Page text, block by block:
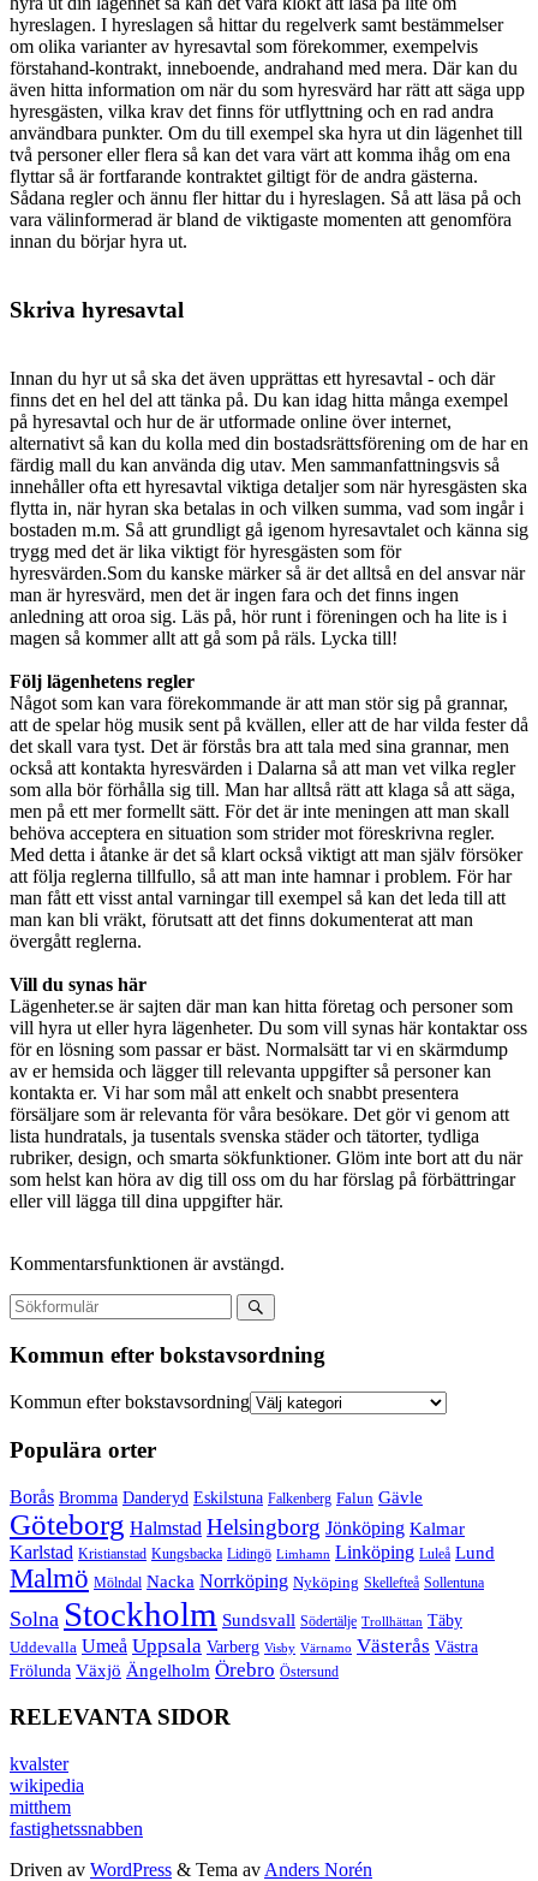
hyreslagen. I hyreslagen så hittar du regelverk samt bestämmelser
om olika varianter av hyresavtal som förekommer, exempelvis
förstahand-kontrakt, inneboende, andrahand med mera. Där kan du
även hitta information om när du som hyresvärd har rätt att säga upp
hyresgästen, vilka krav det finns för utflyttning och en rad andra
användbara punkter. Om du till exempel ska hyra ut din lägenhet till
två personer eller flera så kan det vara värt att komma ihåg om ena
flyttar så är fortfarande kontraktet giltigt för de andra gästerna.
Sådana regler och ännu fler hittar du i hyreslagen. Så att läsa på och
vara välinformerad är bland de viktigaste momenten att genomföra
innan du börjar hyra ut.
Skriva hyresavtal
Innan du hyr ut så ska det även upprättas ett hyresavtal - och där
finns det en hel del att tänka på. Du kan idag hitta många exempel
på hyresavtal och hur de är utformade online över internet,
alternativt så kan du kolla med din bostadsrättsförening om de har en
färdig mall du kan använda dig utav. Men sammanfattningsvis så
innehåller ofta ett hyresavtal viktiga detaljer som när hyresgästen ska
flytta in, när hyran ska betalas in och vilken summa, vad som ingår i
bostaden m.m. Så att grundligt gå igenom hyresavtalet och känna sig
trygg med det är lika viktigt för hyresgästen som för
hyresvärden.Som du kanske märker så är det alltså en del ansvar när
man är hyresvärd, men det är ingen fara och det finns ingen
anledning att oroa sig. Läs på, hör runt i föreningen och ha lite is i
magen så kommer allt att gå som på räls. Lycka till!
Följ lägenhetens regler
Något som kan vara förekommande är att man stör sig på grannar,
att de spelar hög musik sent på kvällen, eller att de har vilda fester då
det skall vara tyst. Det är förstås bra att tala med sina grannar, men
också att kontakta hyresvärden i Dalarna så att man vet vilka regler
som alla bör förhålla sig till. Man har alltså rätt att klaga så att säga,
men på ett mer formellt sätt. För det är inte meningen att man skall
behöva acceptera en situation som strider mot föreskrivna regler.
Med detta i åtanke är det så klart också viktigt att man själv försöker
att följa reglerna tillfullo, så att man inte hamnar i problem. För har
man fått ett visst antal varningar till exempel så kan det leda till att
man kan bli vräkt, förutsatt att det finns dokumenterat att man
övergått reglerna.
Vill du synas här
Lägenheter.se är sajten där man kan hitta företag och personer som
vill hyra ut eller hyra lägenheter. Du som vill synas här kontaktar oss
för en lösning som passar er bäst. Normalsätt tar vi en skärmdump
av er hemsida och lägger till relevanta uppgifter så personer kan
kontakta er. Vi har som mål att enkelt och snabbt presentera
försäljare som är relevanta för våra besökare. Det gör vi genom att
lista hundratals, ja tusentals svenska städer och tätorter, tydliga
rubriker, design, och smarta sökfunktioner. Glöm inte bort att du när
som helst kan höra av dig till oss om du har förslag på förbättringar
eller vill lägga till dina uppgifter här.
Kommentarsfunktionen är avstängd.
Kommun efter bokstavsordning
Kommun efter bokstavsordning
Populära orter
Borås Bromma Danderyd Eskilstuna Falkenberg Falun Gävle
Göteborg Halmstad Helsingborg Jönköping Kalmar
Karlstad Kristianstad Kungsbacka Lidingö Limhamn Linköping Luleå Lund
Malmö Mölndal Nacka Norrköping Nyköping Skellefteå Sollentuna
Solna Stockholm Sundsvall Södertälje Trollhättan Täby
Uddevalla Umeå Uppsala Varberg Visby Värnamo Västerås Västra
Frölunda Växjö Ängelholm Örebro Östersund
RELEVANTA SIDOR
kvalster
wikipedia
mitthem
fastighetssnabben
Driven av WordPress & Tema av Anders Norén